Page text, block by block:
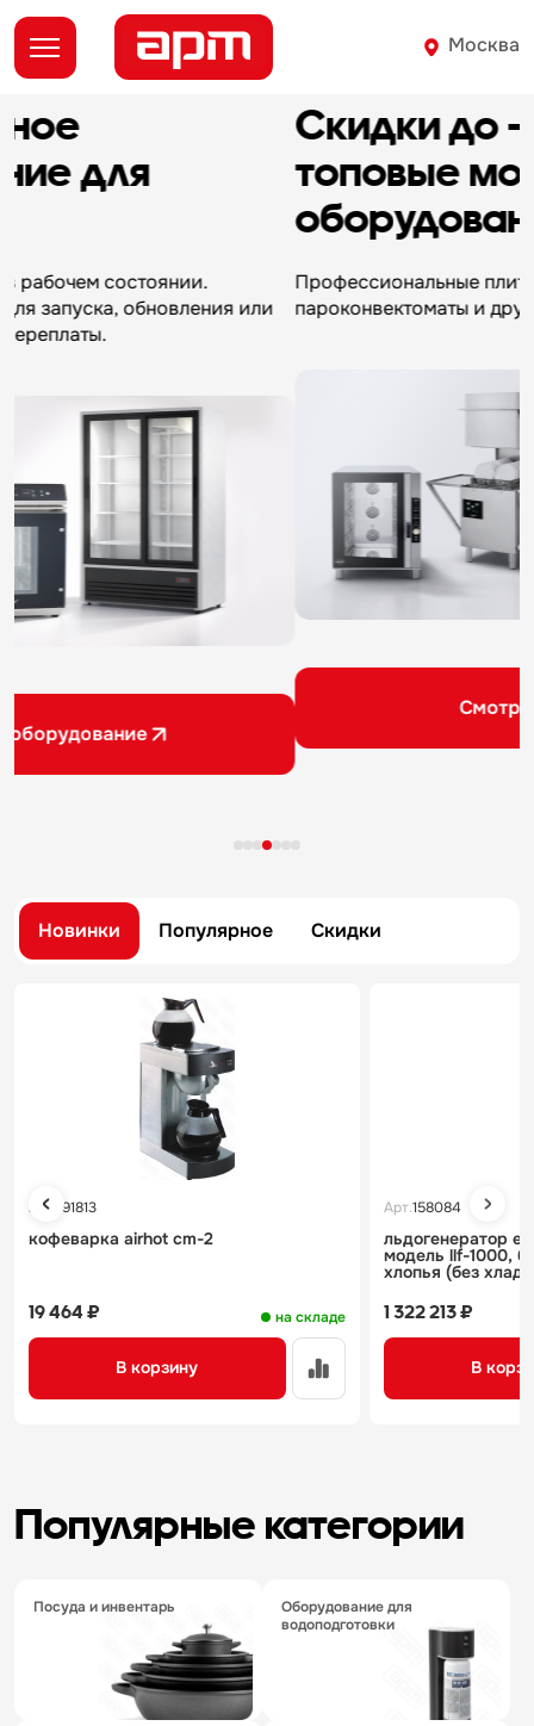
Москва
Скидки до -30%на
топовые модели
оборудования
Профессиональные плиты, холодильники,
пароконвектоматы и другое со скидкой.
Смотреть акции
Новинки Популярное Скидки
Арт. 191813
кофеварка airhot cm-2
на складе
19 464 ₽
В корзину
Арт.158084
льдогенератор
модель llf-1000,
хлопья (без
1 322 213 ₽
В
Популярные категории
посуда и инвентарь
оборудование для
водоподготовки